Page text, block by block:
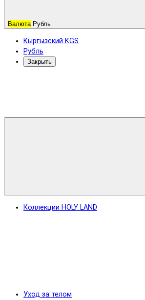
Валюта Рубль
Кыргызский KGS
Рубль
Закрыть
Коллекции HOLY LAND
Уход за телом